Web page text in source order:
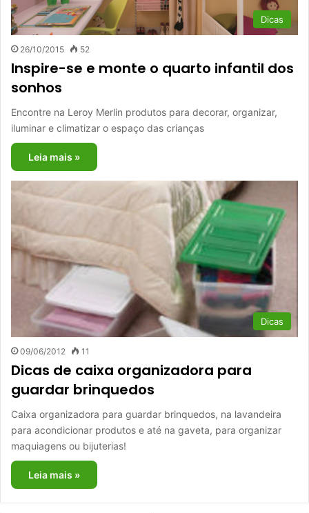
Dicas
26/10/2015 52
Inspire-se e monte o quarto infantil dos
sonhos
Encontre na Leroy Merlin produtos para decorar, organizar,
iluminar e climatizar o espaço das crianças
Leia mais »
Dicas
09/06/2012 11
Dicas de caixa organizadora para
guardar brinquedos
Caixa organizadora para guardar brinquedos, na lavandeira
para acondicionar produtos e até na gaveta, para organizar
maquiagens ou bijuterias!
Leia mais »